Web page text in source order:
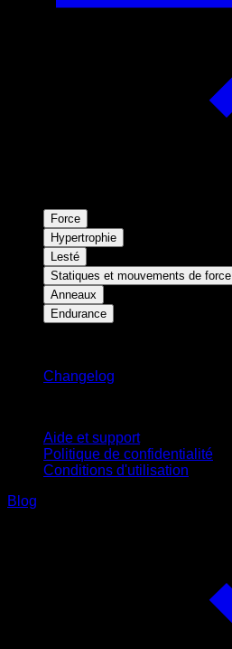
Force
Hypertrophie
Lesté
Statiques et mouvements de force
Anneaux
Endurance
Changelog
Aide et support
Politique de confidentialité
Conditions d'utilisation
Blog